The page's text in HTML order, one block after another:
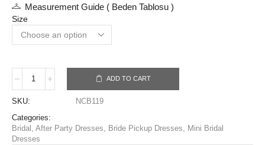
Measurement Guide ( Beden Tablosu )
Size
ADD TO CART
SKU:
NCB119
Categories:
Bridal After Party Dresses Bride Pickup Dresses
Mini Bridal
Dresses